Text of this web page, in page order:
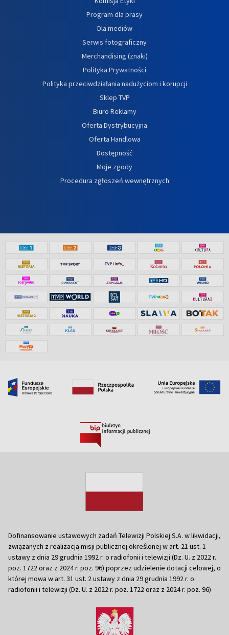
Program dla prasy
Dla mediów
Serwis fotograficzny
Merchandising (znaki)
Polityka Prywatności
Polityka przeciwdziałania nadużyciom i korupcji
Sklep TVP
Biuro Reklamy
Oferta Dystrybucyjna
Oferta Handlowa
Dostępność
Moje zgody
Procedura zgłoszeń wewnętrznych
Dofinansowanie ustawowych zadań Telewizji Polskiej S.A. w likwidacji,
związanych z realizacją misji publicznej określonej w art. 21 ust. 1
ustawy z dnia 29 grudnia 1992 r. o radiofonii i telewizji (Dz. U. z 2022 r.
poz. 1722 oraz z 2024 r. poz. 96) poprzez udzielenie dotacji celowej, o
której mowa w art. 31 ust. 2 ustawy z dnia 29 grudnia 1992 r. o
radiofonii i telewizji (Dz. U. z 2022 r. poz. 1722 oraz z 2024 r. poz. 96)